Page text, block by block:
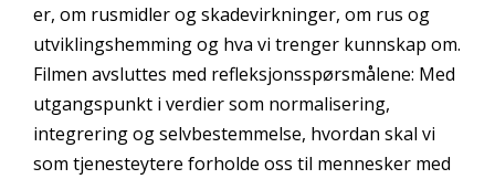
er, om rusmidler og skadevirkninger, om rus og
utviklingshemming og hva vi trenger kunnskap om.
Filmen avsluttes med refleksjonsspørsmålene: Med
utgangspunkt i verdier som normalisering,
integrering og selvbestemmelse, hvordan skal vi
som tjenesteytere forholde oss til mennesker med